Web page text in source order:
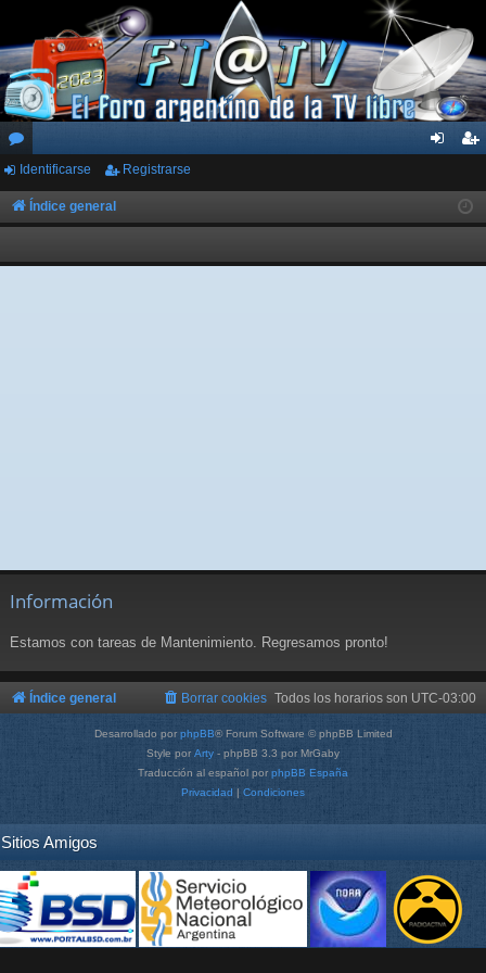
or
os
ar
ist
rs
Identificarse Registrarse
Índice general
Información
Estamos con tareas de Mantenimiento. Regresamos pronto!
Índice general Todos los horarios son UTC-03:00
Borrar cookies
Desarrollado por phpBB® Forum Software © phpBB Limited
Style por Arty - phpBB 3.3 por MrGaby
Traducción al español por phpBB España
Privacidad | Condiciones
Sitios Amigos